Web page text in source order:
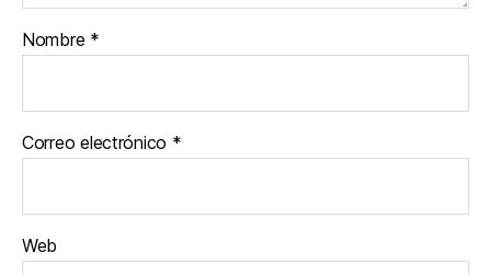
Nombre *
Correo electrónico *
Web